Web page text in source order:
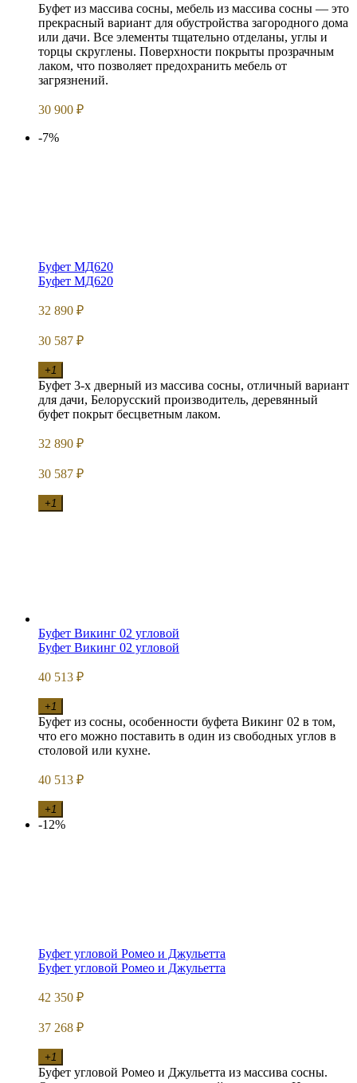
Буфет из массива сосны, мебель из массива сосны — это
прекрасный вариант для обустройства загородного дома
или дачи. Все элементы тщательно отделаны, углы и
торцы скруглены. Поверхности покрыты прозрачным
лаком, что позволяет предохранить мебель от
загрязнений.
30 900 ₽
-7%
Буфет МД620
Буфет МД620
32 890 ₽
30 587 ₽
+1
Буфет 3-х дверный из массива сосны, отличный вариант
для дачи, Белорусский производитель, деревянный
буфет покрыт бесцветным лаком.
32 890 ₽
30 587 ₽
+1
Буфет Викинг 02 угловой
Буфет Викинг 02 угловой
40 513 ₽
+1
Буфет из сосны, особенности буфета Викинг 02 в том,
что его можно поставить в один из свободных углов в
столовой или кухне.
40 513 ₽
+1
-12%
Буфет угловой Ромео и Джульетта
Буфет угловой Ромео и Джульетта
42 350 ₽
37 268 ₽
+1
Буфет угловой Ромео и Джульетта из массива сосны.